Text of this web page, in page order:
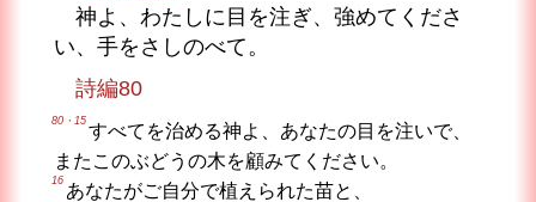
神よ、わたしに目を注ぎ、強めてくださ
い、手をさしのべて。
詩編80
80・15
すべてを治める神よ、あなたの目を注いで、
またこのぶどうの木を顧みてください。
16
あなたがご自分で植えられた苗と、